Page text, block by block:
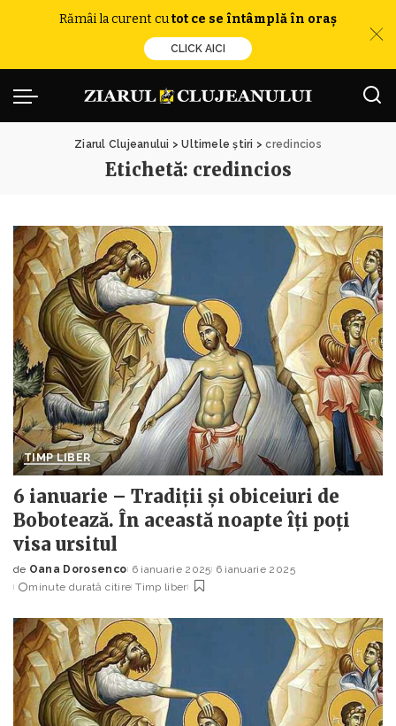
Rămâi la curent cutot ce se întâmplă în oraș
CLICK AICI
Ziarul Clujeanului >Ultimele știri >credincios
Etichetă: credincios
TIMP LIBER
6 ianuarie – Tradiții și obiceiuri de
Bobotează. În această noapte îți poți
visa ursitul
Posted
by
de Oana Dorosenco 6 ianuarie 2025 6 ianuarie 2025
minute durată citire Timp liber